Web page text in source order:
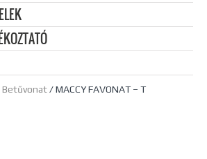
Betűvonat/ MACCY FAVONAT – T